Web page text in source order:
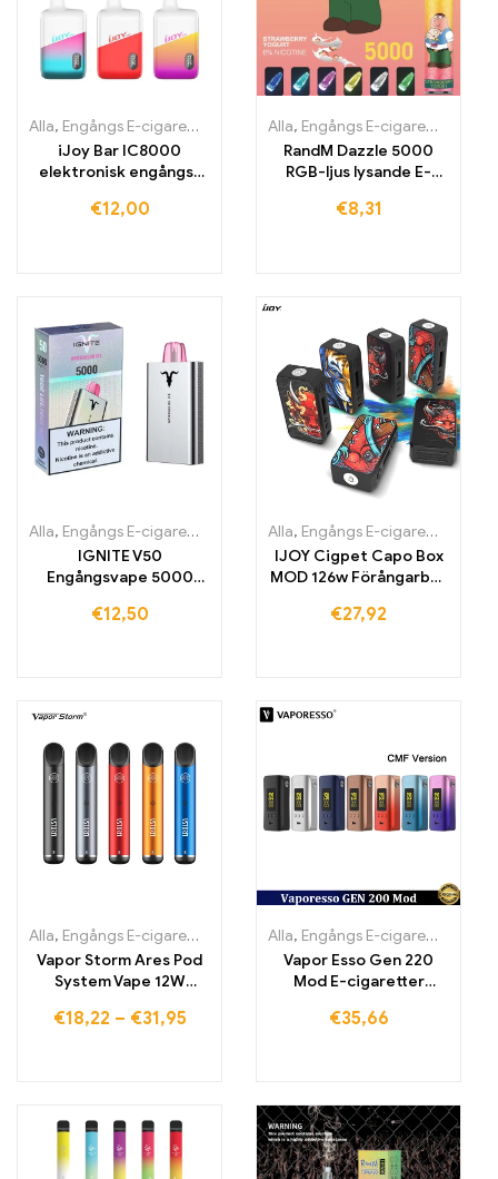
Alla, Engångs E-cigaretter Engångs-e-cigaretter Irland,
iJoy Bar IC8000
elektronisk engångs-
€12,00
Alla, Engångs E-cigaretter
RandM Dazzle 5000
RGB-ljus lysande E-
drag
€8,31
Alla, Engångs E-cigaretter Engångs-e-cigaretter Irland,
IGNITE V50
Engångsvape 5000
€12,50
Alla, Engångs E-cigaretter
IJOY Cigpet Capo Box
MOD 126w Förångarbox
€27,92
Alla, Engångs E-cigaretter Engångs-e-cigaretter Litauen,
Vapor Storm Ares Pod
System Vape 12W
€18,22 – €31,95
Alla, Engångs E-cigaretter
Vapor Esso Gen 220
Mod E-cigaretter
€35,66